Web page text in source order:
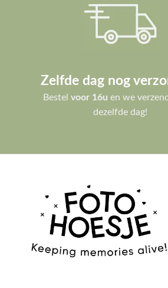
Zelfde dag nog
Bestel voor 16u en we
dezelfde dag!